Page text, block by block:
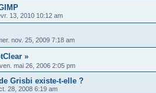
13, 2010 10:12 am
nov. 25, 2009 7:18 am
»
ven. mai 26, 2006 2:05 pm
Grisbi existe-t-elle ?
28, 2008 6:19 am